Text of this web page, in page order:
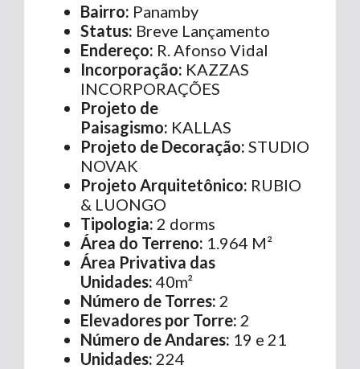
Bairro: Panamby
Status: Breve Lançamento
Endereço: R. Afonso Vidal
Incorporação: KAZZAS
INCORPORAÇÕES
Projeto de
Paisagismo: KALLAS
Projeto de Decoração: STUDIO
NOVAK
Projeto Arquitetônico: RUBIO
& LUONGO
Tipologia: 2 dorms
Área do Terreno: 1.964 M²
Área Privativa das
Unidades: 40m²
Número de Torres: 2
Elevadores por Torre: 2
Número de Andares: 19 e 21
Unidades: 224